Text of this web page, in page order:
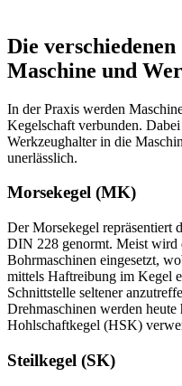
Die
Maschine und
In der Praxis werden
Kegelschaft verbunden.
Werkzeughalter in die
unerlässlich.
Morsekegel (MK)
Der Morsekegel repräsentiert
DIN 228 genormt. Meist wird
Bohrmaschinen eingesetzt,
mittels Haftreibung im Kegel
Schnittstelle seltener
Drehmaschinen werden
Hohlschaftkegel (HSK)
Steilkegel (SK)